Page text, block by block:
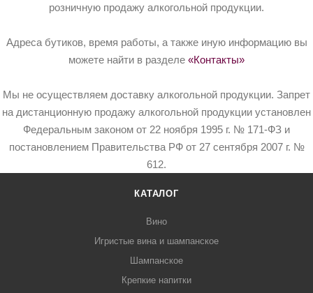
розничную продажу алкогольной продукции.
Адреса бутиков, время работы, а также иную информацию вы
можете найти в разделе «Контакты»
Мы не осуществляем доставку алкогольной продукции. Запрет
на дистанционную продажу алкогольной продукции установлен
Федеральным законом от 22 ноября 1995 г. № 171-ФЗ и
постановлением Правительства РФ от 27 сентября 2007 г. №
612.
КАТАЛОГ
Вино
Игристые вина и шампанское
Шампанское
Крепкие напитки